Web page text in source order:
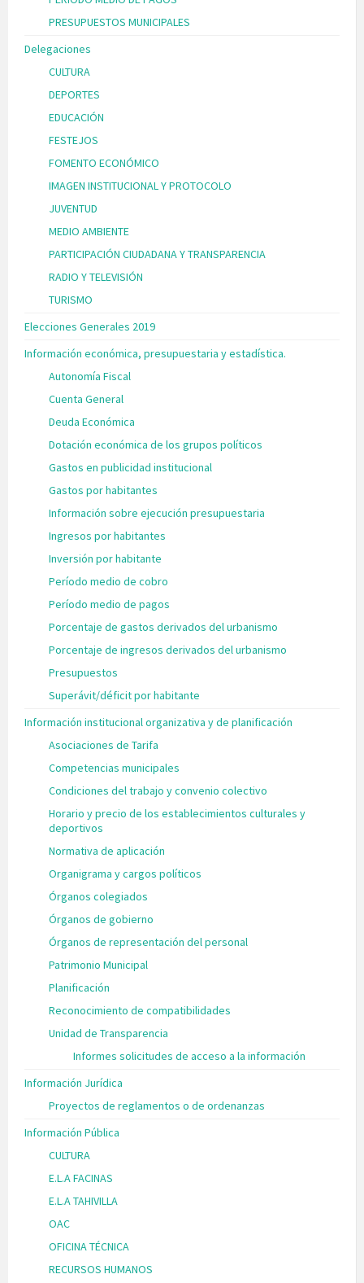
PRESUPUESTOS MUNICIPALES
Delegaciones
CULTURA
DEPORTES
EDUCACIÓN
FESTEJOS
FOMENTO ECONÓMICO
IMAGEN INSTITUCIONAL Y PROTOCOLO
JUVENTUD
MEDIO AMBIENTE
PARTICIPACIÓN CIUDADANA Y TRANSPARENCIA
RADIO Y TELEVISIÓN
TURISMO
Elecciones Generales 2019
Información económica, presupuestaria y estadística.
Autonomía Fiscal
Cuenta General
Deuda Económica
Dotación económica de los grupos políticos
Gastos en publicidad institucional
Gastos por habitantes
Información sobre ejecución presupuestaria
Ingresos por habitantes
Inversión por habitante
Período medio de cobro
Período medio de pagos
Porcentaje de gastos derivados del urbanismo
Porcentaje de ingresos derivados del urbanismo
Presupuestos
Superávit/déficit por habitante
Información institucional organizativa y de planificación
Asociaciones de Tarifa
Competencias municipales
Condiciones del trabajo y convenio colectivo
Horario y precio de los establecimientos culturales y
deportivos
Normativa de aplicación
Organigrama y cargos políticos
Órganos colegiados
Órganos de gobierno
Órganos de representación del personal
Patrimonio Municipal
Planificación
Reconocimiento de compatibilidades
Unidad de Transparencia
Informes solicitudes de acceso a la información
Información Jurídica
Proyectos de reglamentos o de ordenanzas
Información Pública
CULTURA
E.L.A FACINAS
E.L.A TAHIVILLA
OAC
OFICINA TÉCNICA
RECURSOS HUMANOS